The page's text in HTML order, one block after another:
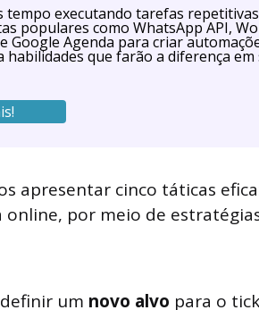
tempo executando tarefas
populares como WhatsApp API,
Google Agenda para criar
habilidades que farão a diferença
apresentar cinco táticas
online, por meio de
um novo alvo para o